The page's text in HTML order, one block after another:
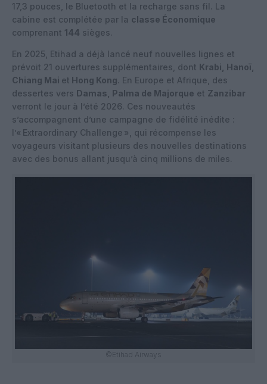
17,3 pouces, le Bluetooth et la recharge sans fil. La
cabine est complétée par la classe Économique
comprenant 144 sièges.
En 2025, Etihad a déjà lancé neuf nouvelles lignes et
prévoit 21 ouvertures supplémentaires, dont Krabi, Hanoï,
Chiang Mai et Hong Kong. En Europe et Afrique, des
dessertes vers Damas, Palma de Majorque et Zanzibar
verront le jour à l’été 2026. Ces nouveautés
s’accompagnent d’une campagne de fidélité inédite :
l’« Extraordinary Challenge », qui récompense les
voyageurs visitant plusieurs des nouvelles destinations
avec des bonus allant jusqu’à cinq millions de miles.
©Etihad Airways